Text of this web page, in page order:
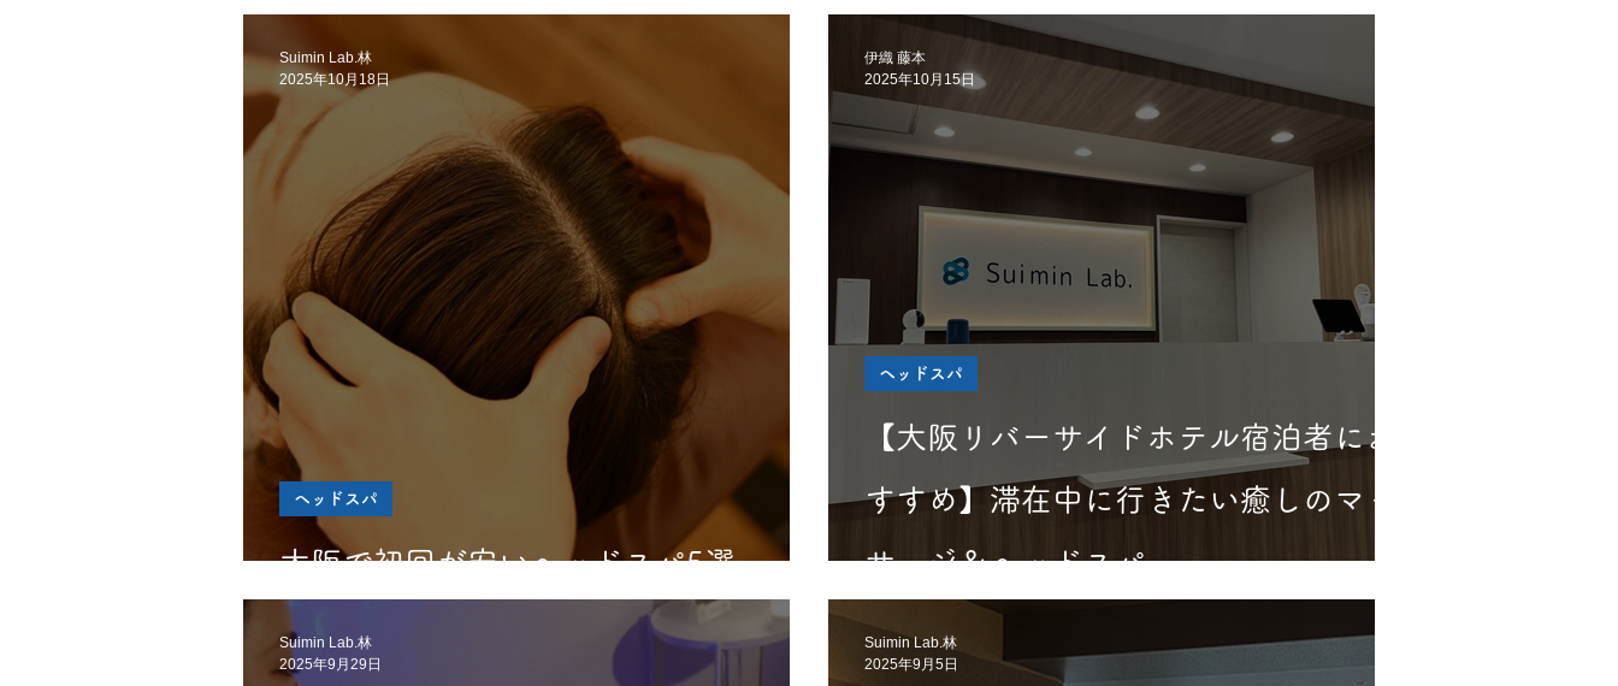
大阪で初回が安いヘッドスパ5選
ヘッドスパ
Suimin Lab.林
2025年10月18日
【大阪リバーサイドホテル宿泊者にお
すすめ】滞在中に行きたい癒しのマッ
サージ＆ヘッドスパ
ヘッドスパ
伊織 藤本
2025年10月15日
Suimin Lab.林
2025年9月29日
Suimin Lab.林
2025年9月5日